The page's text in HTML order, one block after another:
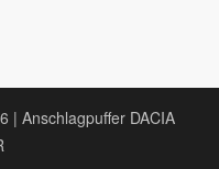
| Anschlagpuffer DACIA